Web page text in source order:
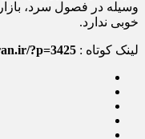
وسیله در فصول سرد،
خوبی ندارد.
لینک کوتاه : ?p=3425